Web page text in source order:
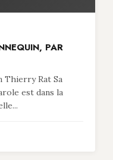
PAR
Thierry Rat Sa
est dans la